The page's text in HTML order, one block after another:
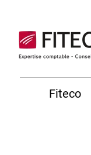
Fiteco